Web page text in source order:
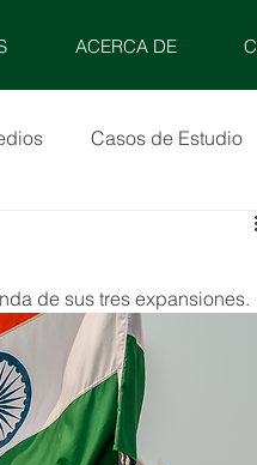
ACERCA DE
Casos de Estudio
de sus tres expansiones.